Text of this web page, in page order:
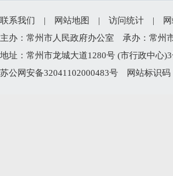
联系我们 | 网站地图 | 访问统计 |
主办：常州市人民政府办公室 承办：常州
地址：常州市龙城大道1280号 (市行政中心
苏公网安备32041102000483号 网站标识码